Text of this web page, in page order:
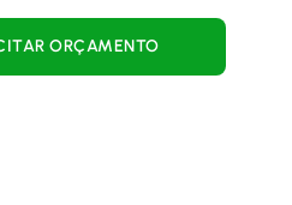
ORÇAMENTO